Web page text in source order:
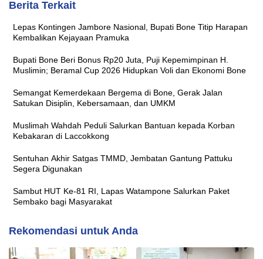
Berita Terkait
Lepas Kontingen Jambore Nasional, Bupati Bone Titip Harapan
Kembalikan Kejayaan Pramuka
Bupati Bone Beri Bonus Rp20 Juta, Puji Kepemimpinan H.
Muslimin; Beramal Cup 2026 Hidupkan Voli dan Ekonomi Bone
Semangat Kemerdekaan Bergema di Bone, Gerak Jalan
Satukan Disiplin, Kebersamaan, dan UMKM
Muslimah Wahdah Peduli Salurkan Bantuan kepada Korban
Kebakaran di Laccokkong
Sentuhan Akhir Satgas TMMD, Jembatan Gantung Pattuku
Segera Digunakan
Sambut HUT Ke-81 RI, Lapas Watampone Salurkan Paket
Sembako bagi Masyarakat
Rekomendasi untuk Anda